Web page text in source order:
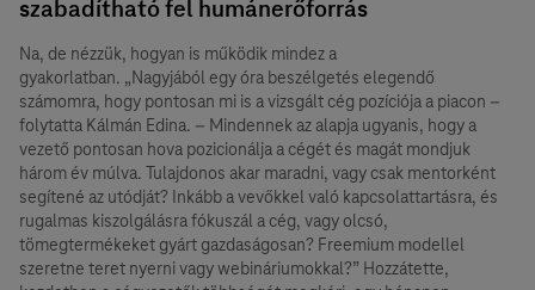
szabadítható fel humánerőforrás
Na, de nézzük, hogyan is működik mindez a
gyakorlatban. „Nagyjából egy óra beszélgetés elegendő
számomra, hogy pontosan mi is a vizsgált cég pozíciója a piacon –
folytatta Kálmán Edina. – Mindennek az alapja ugyanis, hogy a
vezető pontosan hova pozicionálja a cégét és magát mondjuk
három év múlva. Tulajdonos akar maradni, vagy csak mentorként
segítené az utódját? Inkább a vevőkkel való kapcsolattartásra, és
rugalmas kiszolgálásra fókuszál a cég, vagy olcsó,
tömegtermékeket gyárt gazdaságosan? Freemium modellel
szeretne teret nyerni vagy webináriumokkal?” Hozzátette,